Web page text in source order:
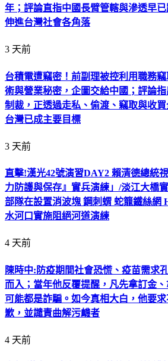
年；評論直指中國長臂管轄與滲透早
伸進台灣社會各角落
3 天前
台積電遭竊密！前副理被控利用職務
術與營業秘密，企圖交給中國；評論
制裁，正透過走私、偷渡、竊取與收買
台灣已成主要目標
3 天前
直擊!漢光42號演習DAY2 賴清德總統
力防護與保存』實兵演練」/淡江大橋
部隊在設置消波塊 鋼刺蝟 蛇籠鐵絲網
水河口實施阻絕河道演練
4 天前
陳時中:防疫期間社會恐慌、疫苗需求
而入；當年他反覆提醒，凡先拿訂金
可能都是詐騙。如今真相大白，他要
歉，並譴責曲解污衊者
4 天前